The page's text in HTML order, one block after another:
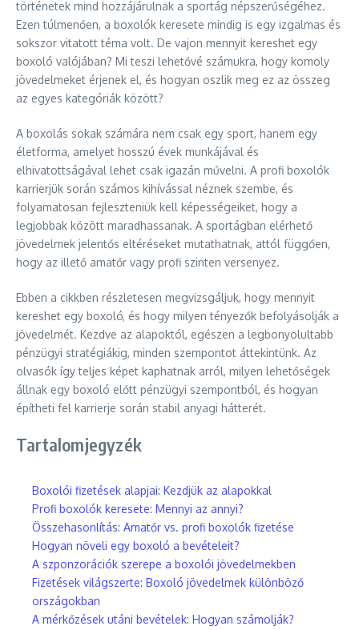
történetek mind hozzájárulnak a sportág népszerűségéhez.
Ezen túlmenően, a boxolók keresete mindig is egy izgalmas és
sokszor vitatott téma volt. De vajon mennyit kereshet egy
boxoló valójában? Mi teszi lehetővé számukra, hogy komoly
jövedelmeket érjenek el, és hogyan oszlik meg ez az összeg
az egyes kategóriák között?
A boxolás sokak számára nem csak egy sport, hanem egy
életforma, amelyet hosszú évek munkájával és
elhivatottságával lehet csak igazán művelni. A profi boxolók
karrierjük során számos kihívással néznek szembe, és
folyamatosan fejleszteniük kell képességeiket, hogy a
legjobbak között maradhassanak. A sportágban elérhető
jövedelmek jelentős eltéréseket mutathatnak, attól függően,
hogy az illető amatőr vagy profi szinten versenyez.
Ebben a cikkben részletesen megvizsgáljuk, hogy mennyit
kereshet egy boxoló, és hogy milyen tényezők befolyásolják a
jövedelmét. Kezdve az alapoktól, egészen a legbonyolultabb
pénzügyi stratégiákig, minden szempontot áttekintünk. Az
olvasók így teljes képet kaphatnak arról, milyen lehetőségek
állnak egy boxoló előtt pénzügyi szempontból, és hogyan
építheti fel karrierje során stabil anyagi hátterét.
Tartalomjegyzék
Boxolói fizetések alapjai: Kezdjük az alapokkal
Profi boxolók keresete: Mennyi az annyi?
Összehasonlítás: Amatőr vs. profi boxolók fizetése
Hogyan növeli egy boxoló a bevételeit?
A szponzorációk szerepe a boxolói jövedelmekben
Fizetések világszerte: Boxoló jövedelmek különböző
országokban
A mérkőzések utáni bevételek: Hogyan számolják?